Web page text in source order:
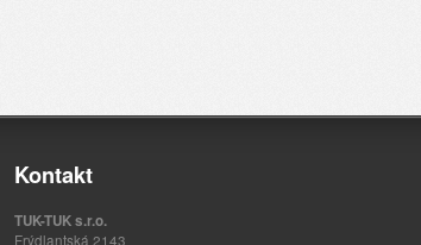
Kontakt
TUK-TUK s.r.o.
Frýdlantská 2143